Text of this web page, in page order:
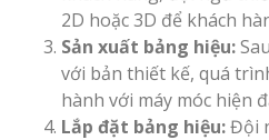
2D hoặc 3D để khách
Sản xuất bảng hiệu:
với bản thiết kế, quá
hành với máy móc hiện
Lắp đặt bảng hiệu:Đội